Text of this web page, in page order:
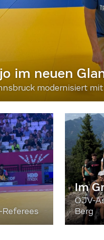
im neuen
modernisiert
Referees
Im
ÖJV-
Berg